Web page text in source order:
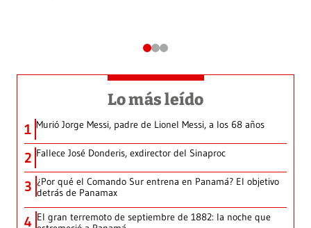
Lo más leído
1 Murió Jorge Messi, padre de Lionel Messi, a los 68 años
2 Fallece José Donderis, exdirector del Sinaproc
3 ¿Por qué el Comando Sur entrena en Panamá? El objetivo
detrás de Panamax
4 El gran terremoto de septiembre de 1882: la noche que